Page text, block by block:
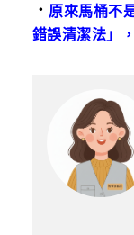
． 原來馬桶不
錯誤清潔法」